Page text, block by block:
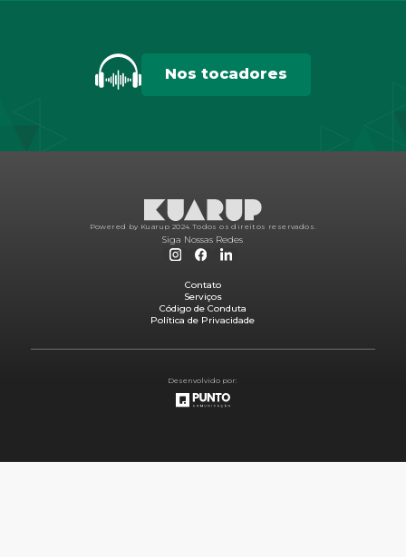
Nos tocadores
Powered by Kuarup 2024. Todos os direitos reservados.
Siga Nossas Redes
Contato
Serviços
Código de Conduta
Política de Privacidade
Desenvolvido por: